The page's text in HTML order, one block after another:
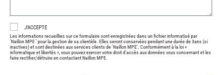
J'ACCEPTE
Les informations recueillies sur ce formulaire sont enregistrées dans un fichier informatisé par
'Naillon MPE ' pour la gestion de sa clientèle. Elles seront conservées pendant une durée de 3ans (si
inactives) et sont destinées aux services clients de 'Naillon MPE'. Conformément à la loi «
informatique et libertés », vous pouvez exercer votre droit d'accès aux données vous concernant et les
faire rectifier/détruire en contactant Naillon MPE.